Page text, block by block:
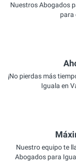
Nuestros Abogados
para
¡No pierdas más
Iguala en
Nuestro equipo te
Abogados para